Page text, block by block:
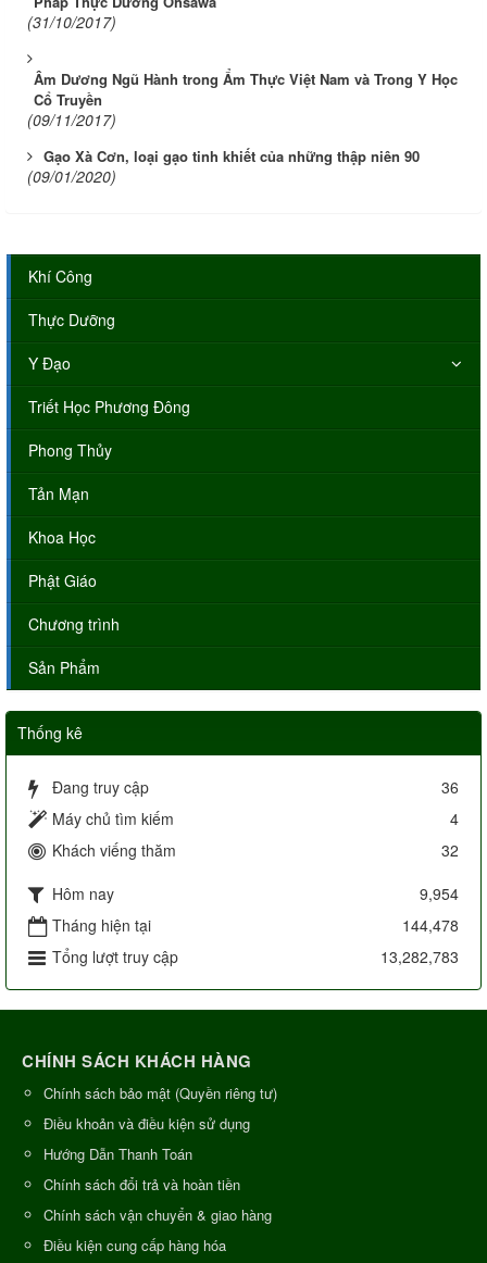
(31/10/2017)
Âm Dương Ngũ Hành trong Ẩm Thực Việt Nam và Trong Y Học
Cổ Truyền
(09/11/2017)
Gạo Xà Cơn, loại gạo tinh khiết của những thập niên 90
(09/01/2020)
Khí Công
Thực Dưỡng
Y Đạo
Triết Học Phương Đông
Phong Thủy
Tản Mạn
Khoa Học
Phật Giáo
Chương trình
Sản Phẩm
Thống kê
Đang truy cập
36
Máy chủ tìm kiếm
4
Khách viếng thăm
32
Hôm nay
9,954
Tháng hiện tại
144,478
Tổng lượt truy cập
13,282,783
CHÍNH SÁCH KHÁCH HÀNG
Chính sách bảo mật (Quyền riêng tư)
Điều khoản và điều kiện sử dụng
Hướng Dẫn Thanh Toán
Chính sách đổi trả và hoàn tiền
Chính sách vận chuyển & giao hàng
Điều kiện cung cấp hàng hóa